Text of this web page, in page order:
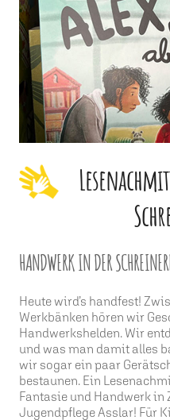
HANDWERK IN DER
Heute wird’s handfest!
Werkbänken hören wir
Handwerkshelden. Wir
und was man damit alles
wir sogar ein paar
bestaunen. Ein
Fantasie und Handwerk
Jugendpflege Asslar! Für